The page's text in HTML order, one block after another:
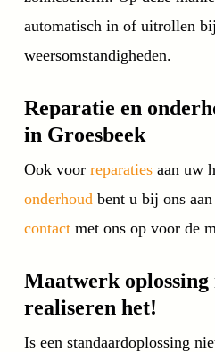
automatisch in of uitrollen
weersomstandigheden.
Reparatie en
in Groesbeek
Ook voor reparatiesaan uw
onderhoud bent u bij ons
contactmet ons op voor de
Maatwerk
realiseren het!
Is een standaardoplossing